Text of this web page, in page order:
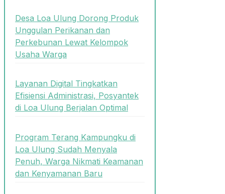
Desa Loa Ulung Dorong Produk
Unggulan Perikanan dan
Perkebunan Lewat Kelompok
Usaha Warga
Layanan Digital Tingkatkan
Efisiensi Administrasi, Posyantek
di Loa Ulung Berjalan Optimal
Program Terang Kampungku di
Loa Ulung Sudah Menyala
Penuh, Warga Nikmati Keamanan
dan Kenyamanan Baru